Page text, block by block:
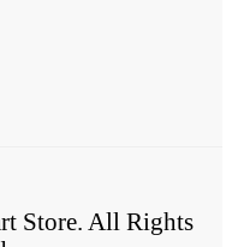
Store. All Rights